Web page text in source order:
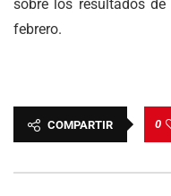
sobre los resultados
febrero.
COMPARTIR 0